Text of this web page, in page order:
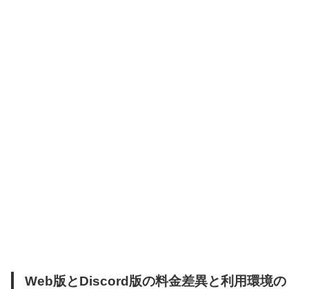
Web版とDiscord版の料金差異と利用環境の